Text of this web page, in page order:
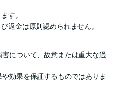
す。
返金は原則認められません。
について、故意または重大な過
効果を保証するものではありま